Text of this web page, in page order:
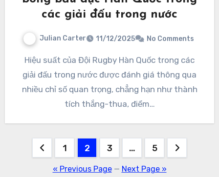
các giải đấu trong nước
Julian Carter 11/12/2025 No Comments
Hiệu suất của Đội Rugby Hàn Quốc trong các
giải đấu trong nước được đánh giá thông qua
nhiều chỉ số quan trọng, chẳng hạn như thành
tích thắng-thua, điểm…
Posts
pagination
1 2 3 … 5
« Previous Page— Next Page »